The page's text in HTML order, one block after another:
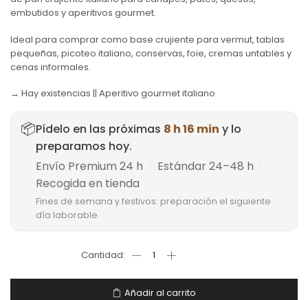
embutidos y aperitivos gourmet.
Ideal para comprar como base crujiente para vermut, tablas
pequeñas, picoteo italiano, conservas, foie, cremas untables y
cenas informales.
→ Hay existencias || Aperitivo gourmet italiano
📦Pídelo en las próximas 8 h 16 min y lo
preparamos hoy.
Envío Premium 24 h · Estándar 24–48 h ·
Recogida en tienda
Fines de semana y festivos: preparación el siguiente
día laborable.
Añadir al carrito